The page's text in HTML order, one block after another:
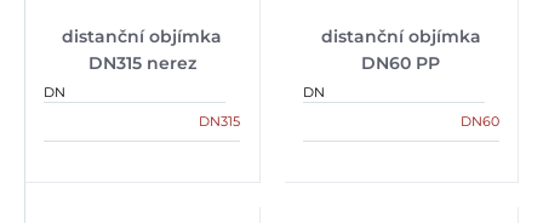
distanční objímka
DN315 nerez
DN
DN315
distanční objímka
DN60 PP
DN
DN60